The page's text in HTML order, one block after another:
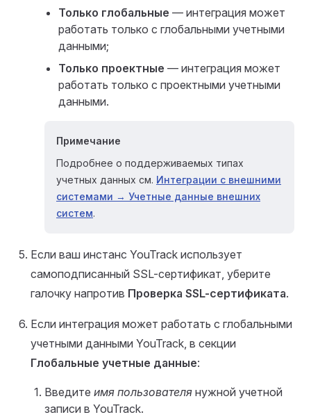
Только глобальные — интеграция может
работать только с глобальными учетными
данными;
Только проектные — интеграция может
работать только с проектными учетными
данными.
Примечание
Подробнее о поддерживаемых типах
учетных данных см. Интеграции с внешними
системами → Учетные данные внешних
систем.
Если ваш инстанс YouTrack использует
самоподписанный SSL-сертификат, уберите
галочку напротив Проверка SSL-сертификата.
Если интеграция может работать с глобальными
учетными данными YouTrack, в секции
Глобальные учетные данные:
Введите имя пользователя нужной учетной
записи в YouTrack.